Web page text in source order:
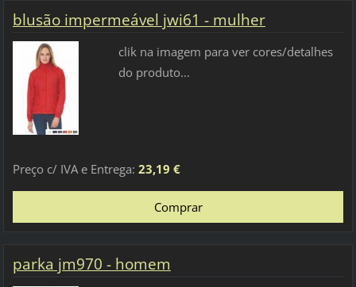
blusão impermeável jwi61 - mulher
clik na imagem para ver cores/detalhes
do produto...
Preço c/ IVA e Entrega: 23,19 €
parka jm970 - homem